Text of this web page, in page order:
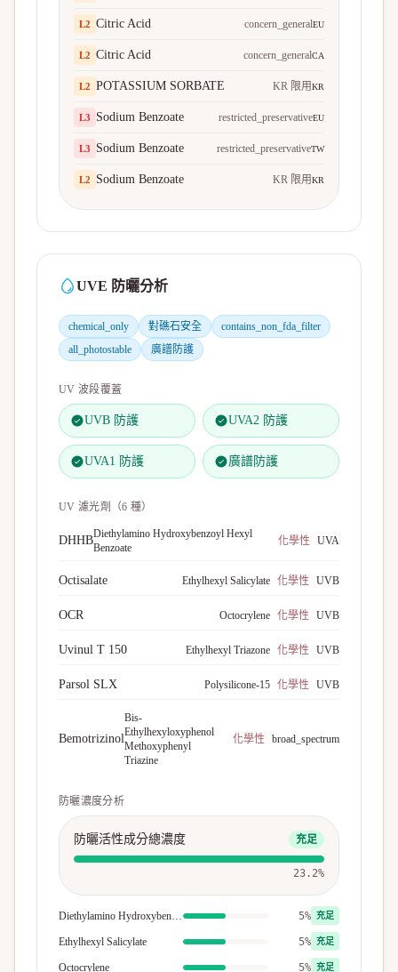
L2 Citric Acid concern_generalEU
L2 Citric Acid concern_generalCA
L2 POTASSIUM SORBATE KR 限用KR
L3 Sodium Benzoate restricted_preservativeEU
L3 Sodium Benzoate restricted_preservativeTW
L2 Sodium Benzoate KR 限用KR
UVE 防曬分析
chemical_only 對礁石安全
contains_non_fda_filter
all_photostable
廣譜防護
UV 波段覆蓋
UVB 防護 UVA2 防護
UVA1 防護 廣譜防護
UV 濾光劑（6 種）
DHHBDiethylamino Hydroxybenzoyl Hexyl
Benzoate
化學性 UVA
Octisalate Ethylhexyl Salicylate 化學性 UVB
OCR Octocrylene 化學性 UVB
Uvinul T 150 Ethylhexyl Triazone 化學性 UVB
Parsol SLX Polysilicone-15 化學性 UVB
Bemotrizinol
Bis-
Ethylhexyloxyphenol
Methoxyphenyl
Triazine
化學性 broad_spectrum
防曬濃度分析
防曬活性成分總濃度 充足
23.2%
5% 充足
Ethylhexyl Salicylate 5% 充足
Octocrylene 5% 充足